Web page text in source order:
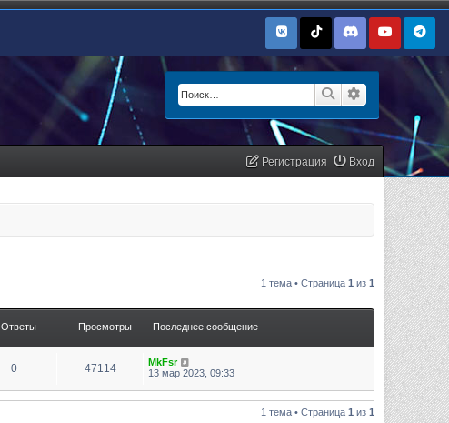
Поиск Расширенный
Вход
Регистрация
1 тема • Страница 1 из 1
Ответы Просмотры Последнее сообщение
0 47114
MkFsr
13 мар 2023, 09:33
1 тема • Страница 1 из 1